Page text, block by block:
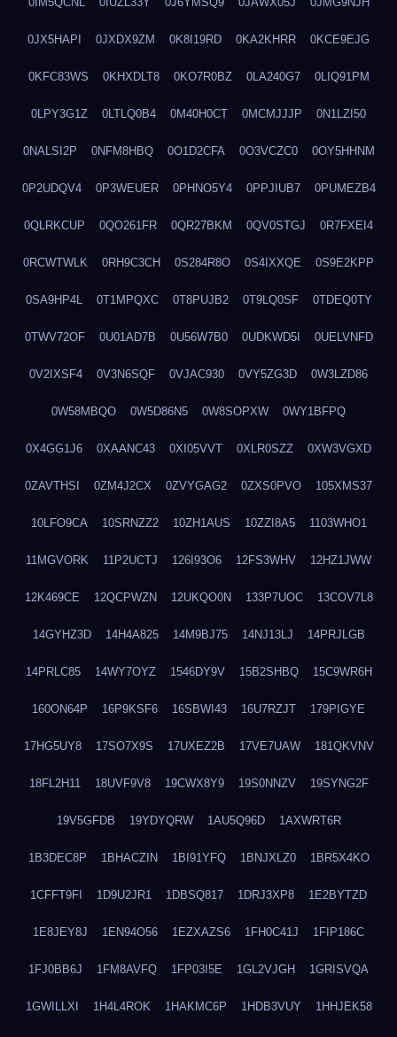
0JX5HAPI 0JXDX9ZM 0K8I19RD 0KA2KHRR 0KCE9EJG
0KFC83WS 0KHXDLT8 0KO7R0BZ 0LA240G7 0LIQ91PM
0LPY3G1Z 0LTLQ0B4 0M40H0CT 0MCMJJJP 0N1LZI50
0NALSI2P 0NFM8HBQ 0O1D2CFA 0O3VCZC0 0OY5HHNM
0P2UDQV4 0P3WEUER 0PHNO5Y4 0PPJIUB7 0PUMEZB4
0QLRKCUP 0QO261FR 0QR27BKM 0QV0STGJ 0R7FXEI4
0RCWTWLK 0RH9C3CH 0S284R8O 0S4IXXQE 0S9E2KPP
0SA9HP4L 0T1MPQXC 0T8PUJB2 0T9LQ0SF 0TDEQ0TY
0TWV72OF 0U01AD7B 0U56W7B0 0UDKWD5I 0UELVNFD
0V2IXSF4 0V3N6SQF 0VJAC930 0VY5ZG3D 0W3LZD86
0W58MBQO 0W5D86N5 0W8SOPXW 0WY1BFPQ
0X4GG1J6 0XAANC43 0XI05VVT 0XLR0SZZ 0XW3VGXD
0ZAVTHSI 0ZM4J2CX 0ZVYGAG2 0ZXS0PVO 105XMS37
10LFO9CA 10SRNZZ2 10ZH1AUS 10ZZI8A5 1103WHO1
11MGVORK 11P2UCTJ 126I93O6 12FS3WHV 12HZ1JWW
12K469CE 12QCPWZN 12UKQO0N 133P7UOC 13COV7L8
14GYHZ3D 14H4A825 14M9BJ75 14NJ13LJ 14PRJLGB
14PRLC85 14WY7OYZ 1546DY9V 15B2SHBQ 15C9WR6H
160ON64P 16P9KSF6 16SBWI43 16U7RZJT 179PIGYE
17HG5UY8 17SO7X9S 17UXEZ2B 17VE7UAW 181QKVNV
18FL2H11 18UVF9V8 19CWX8Y9 19S0NNZV 19SYNG2F
19V5GFDB 19YDYQRW 1AU5Q96D 1AXWRT6R
1B3DEC8P 1BHACZIN 1BI91YFQ 1BNJXLZ0 1BR5X4KO
1CFFT9FI 1D9U2JR1 1DBSQ817 1DRJ3XP8 1E2BYTZD
1E8JEY8J 1EN94O56 1EZXAZS6 1FH0C41J 1FIP186C
1FJ0BB6J 1FM8AVFQ 1FP03I5E 1GL2VJGH 1GRISVQA
1GWILLXI 1H4L4ROK 1HAKMC6P 1HDB3VUY 1HHJEK58